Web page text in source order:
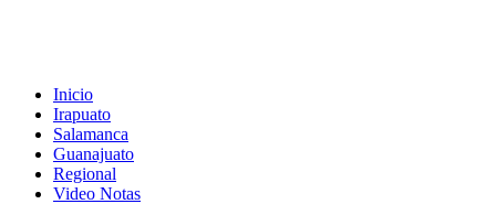
Inicio
Irapuato
Salamanca
Guanajuato
Regional
Video Notas